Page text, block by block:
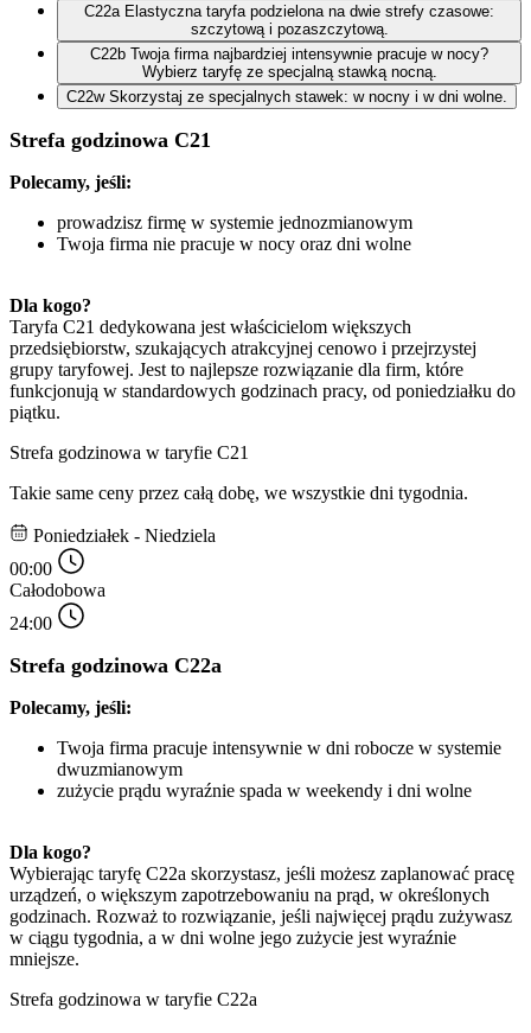
C22a Elastyczna taryfa podzielona na dwie strefy czasowe:
szczytową i pozaszczytową.
C22b Twoja firma najbardziej intensywnie pracuje w nocy?
Wybierz taryfę ze specjalną stawką nocną.
C22w
Skorzystaj ze specjalnych stawek: w nocny i w dni wolne.
Strefa godzinowa C21
Polecamy, jeśli:
prowadzisz firmę w systemie jednozmianowym
Twoja firma nie pracuje w nocy oraz dni wolne
Dla kogo?
Taryfa C21 dedykowana jest właścicielom większych
przedsiębiorstw, szukających atrakcyjnej cenowo i przejrzystej
grupy taryfowej. Jest to najlepsze rozwiązanie dla firm, które
funkcjonują w standardowych godzinach pracy, od poniedziałku do
piątku.
Strefa godzinowa w taryfie C21
Takie same ceny przez całą dobę, we wszystkie dni tygodnia.
Poniedziałek - Niedziela
00:00
Całodobowa
24:00
Strefa godzinowa C22a
Polecamy, jeśli:
Twoja firma pracuje intensywnie w dni robocze w systemie
dwuzmianowym
zużycie prądu wyraźnie spada w weekendy i dni wolne
Dla kogo?
Wybierając taryfę C22a skorzystasz, jeśli możesz zaplanować pracę
urządzeń, o większym zapotrzebowaniu na prąd, w określonych
godzinach. Rozważ to rozwiązanie, jeśli najwięcej prądu zużywasz
w ciągu tygodnia, a w dni wolne jego zużycie jest wyraźnie
mniejsze.
Strefa godzinowa w taryfie C22a